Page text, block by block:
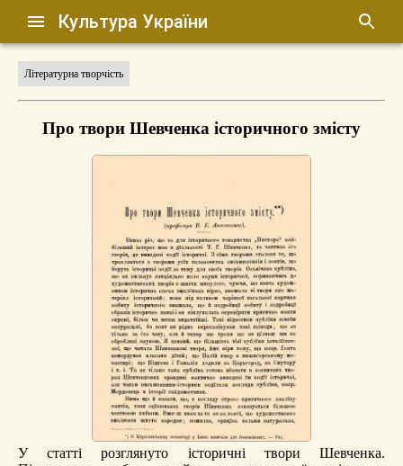
Культура України
Літературна творчість
Про твори Шевченка історичного змісту
У статті розглянуто історичні твори Шевченка.